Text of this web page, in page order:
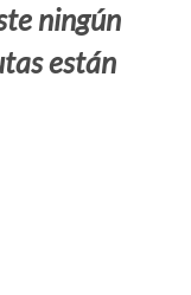
ningún
están